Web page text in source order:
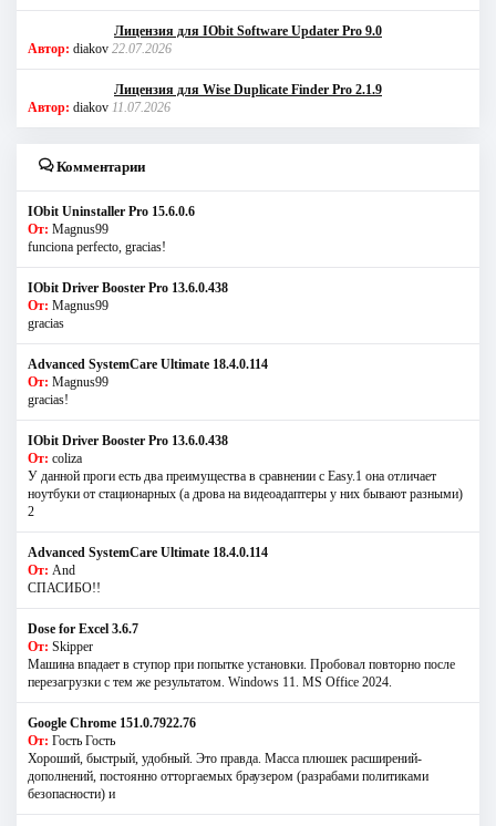
Лицензия для IObit Software Updater Pro 9.0
Автор: diakov 22.07.2026
Лицензия для Wise Duplicate Finder Pro 2.1.9
Автор: diakov 11.07.2026
Комментарии
IObit Uninstaller Pro 15.6.0.6
От: Magnus99
funciona perfecto, gracias!
IObit Driver Booster Pro 13.6.0.438
От: Magnus99
gracias
Advanced SystemCare Ultimate 18.4.0.114
От: Magnus99
gracias!
IObit Driver Booster Pro 13.6.0.438
От: coliza
У данной проги есть два преимущества в сравнении с Easy.1 она отличает
ноутбуки от стационарных (а дрова на видеоадаптеры у них бывают разными)
2
Advanced SystemCare Ultimate 18.4.0.114
От: And
СПАСИБО!!
Dose for Excel 3.6.7
От: Skipper
Машина впадает в ступор при попытке установки. Пробовал повторно после
перезагрузки с тем же результатом. Windows 11. MS Offiсe 2024.
Google Chrome 151.0.7922.76
От: Гость Гость
Хороший, быстрый, удобный. Это правда. Масса плюшек расширений-
дополнений, постоянно отторгаемых браузером (разрабами политиками
безопасности) и